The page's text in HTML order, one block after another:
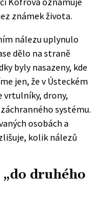
známek života.
nálezu uplynulo
dělo na straně
byly nasazeny, kde
jen, že v Ústeckém
vrtulníky, drony,
systému.
osobách a
kolik nálezů
„do druhého